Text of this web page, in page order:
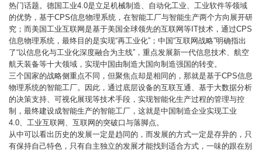
热门话题。德国工业4.0是立足机械制造、自动化工业、工业软件等领域
的优势，基于CPS信息物理系统，在智能工厂与智能生产两个方向展开研
究；而美国工业互联网是基于美国全球领先的互联网等IT技术，通过CPS
信息物理系统，最终目的是实现“再工业化”；中国“互联网战略”明确指出
了“以信息化与工业化深度融合为主线”，重点发展新一代信息技术、航空
航天装备等十大领域，实现中国由制造大国向制造强国的转变。
三个国家的战略侧重点不同，但聚焦点却是相同的，那就是基于CPS信息
物理系统的智能工厂。因此，通过底层设备的互联互通、基于大数据分析
的决策支持、可视化展现等技术手段，实现智能化生产过程的管理与控
制，最终建设成智能生产的智能工厂，这就是中国制造企业实现工业
4.0、工业互联网、互联网的突破口与落脚点。
从中可以看出历史的发展一定是趋同的，而发展的方式一定是存异的，只
有保持自己特色，只有自主独立的发展才能找到适合方式，一味的跟在别